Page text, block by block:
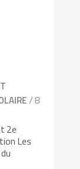
/ 8
2e
Les